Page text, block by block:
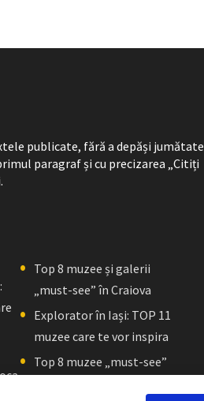
publicate, fără a depăși jumătate
paragraf și cu precizarea „Citiți
Top 8 muzee și galerii
„must-see” în Craiova
Explorator în Iași: TOP 11
muzee care te vor inspira
Top 8 muzee „must-see”